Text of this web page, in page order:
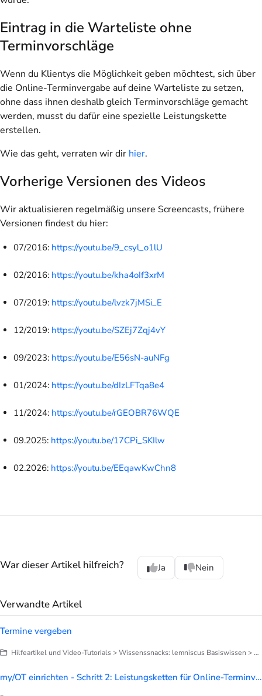
Eintrag in die Warteliste ohne
Terminvorschläge
Wenn du Klientys die Möglichkeit geben möchtest, sich über
die Online-Terminvergabe auf deine Warteliste zu setzen,
ohne dass ihnen deshalb gleich Terminvorschläge gemacht
werden, musst du dafür eine spezielle Leistungskette
erstellen.
Wie das geht, verraten wir dir hier.
Vorherige Versionen des Videos
Wir aktualisieren regelmäßig unsere Screencasts, frühere
Versionen findest du hier:
07/2016: https://youtu.be/9_csyl_o1lU
02/2016: https://youtu.be/kha4oIf3xrM
07/2019: https://youtu.be/lvzk7jMSi_E
12/2019: https://youtu.be/SZEj7Zqj4vY
09/2023: https://youtu.be/E56sN-auNFg
01/2024: https://youtu.be/dIzLFTqa8e4
11/2024: https://youtu.be/rGEOBR76WQE
09.2025: https://youtu.be/17CPi_SKIlw
02.2026: https://youtu.be/EEqawKwChn8
War dieser Artikel hilfreich? Ja Nein
Verwandte Artikel
Termine vergeben
Hilfeartikel und Video-Tutorials > Wissenssnacks: lemniscus Basiswissen > Finetuning deines lemniscus
my/OT einrichten - Schritt 2: Leistungsketten für Online-Terminvergabe vorbereiten